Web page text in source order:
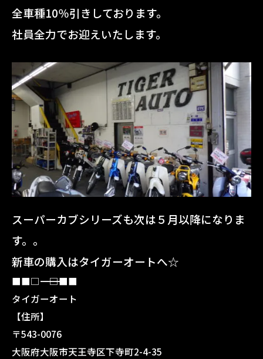
全車種10％引きしております。
社員全力でお迎えいたします。
スーパーカブシリーズも次は５月以降になりま
す。。
新車の購入はタイガーオートへ☆
■■□―――――――――――――――――――□■■
タイガーオート
【住所】
〒543-0076
大阪府大阪市天王寺区下寺町2-4-35